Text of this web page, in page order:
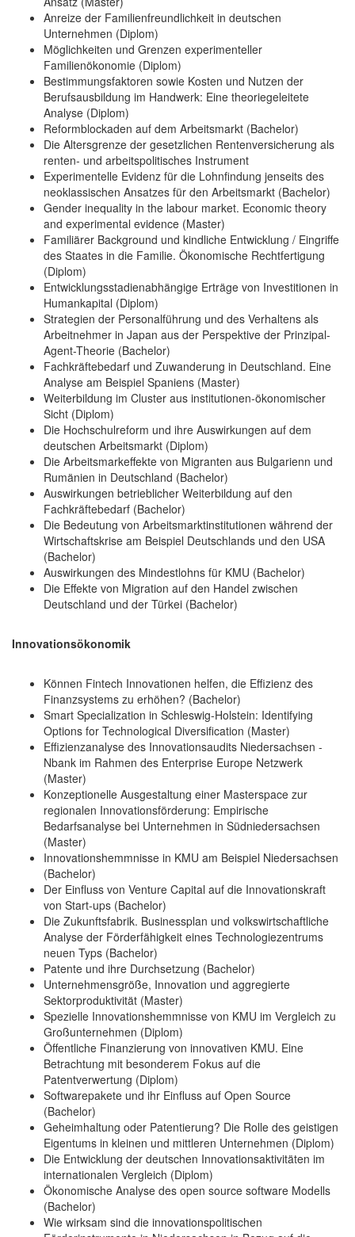
Anreize der Familienfreundlichkeit in deutschen
Unternehmen (Diplom)
Möglichkeiten und Grenzen experimenteller
Familienökonomie (Diplom)
Bestimmungsfaktoren sowie Kosten und Nutzen der
Berufsausbildung im Handwerk: Eine theoriegeleitete
Analyse (Diplom)
Reformblockaden auf dem Arbeitsmarkt (Bachelor)
Die Altersgrenze der gesetzlichen Rentenversicherung als
renten- und arbeitspolitisches Instrument
Experimentelle Evidenz für die Lohnfindung jenseits des
neoklassischen Ansatzes für den Arbeitsmarkt (Bachelor)
Gender inequality in the labour market. Economic theory
and experimental evidence (Master)
Familiärer Background und kindliche Entwicklung / Eingriffe
des Staates in die Familie. Ökonomische Rechtfertigung
(Diplom)
Entwicklungsstadienabhängige Erträge von Investitionen in
Humankapital (Diplom)
Strategien der Personalführung und des Verhaltens als
Arbeitnehmer in Japan aus der Perspektive der Prinzipal-
Agent-Theorie (Bachelor)
Fachkräftebedarf und Zuwanderung in Deutschland. Eine
Analyse am Beispiel Spaniens (Master)
Weiterbildung im Cluster aus institutionen-ökonomischer
Sicht (Diplom)
Die Hochschulreform und ihre Auswirkungen auf dem
deutschen Arbeitsmarkt (Diplom)
Die Arbeitsmarkeffekte von Migranten aus Bulgarienn und
Rumänien in Deutschland (Bachelor)
Auswirkungen betrieblicher Weiterbildung auf den
Fachkräftebedarf (Bachelor)
Die Bedeutung von Arbeitsmarktinstitutionen während der
Wirtschaftskrise am Beispiel Deutschlands und den USA
(Bachelor)
Auswirkungen des Mindestlohns für KMU (Bachelor)
Die Effekte von Migration auf den Handel zwischen
Deutschland und der Türkei (Bachelor)
Innovationsökonomik
Können Fintech Innovationen helfen, die Effizienz des
Finanzsystems zu erhöhen? (Bachelor)
Smart Specialization in Schleswig-Holstein: Identifying
Options for Technological Diversification (Master)
Effizienzanalyse des Innovationsaudits Niedersachsen -
Nbank im Rahmen des Enterprise Europe Netzwerk
(Master)
Konzeptionelle Ausgestaltung einer Masterspace zur
regionalen Innovationsförderung: Empirische
Bedarfsanalyse bei Unternehmen in Südniedersachsen
(Master)
Innovationshemmnisse in KMU am Beispiel Niedersachsen
(Bachelor)
Der Einfluss von Venture Capital auf die Innovationskraft
von Start-ups (Bachelor)
Die Zukunftsfabrik. Businessplan und volkswirtschaftliche
Analyse der Förderfähigkeit eines Technologiezentrums
neuen Typs (Bachelor)
Patente und ihre Durchsetzung (Bachelor)
Unternehmensgröße, Innovation und aggregierte
Sektorproduktivität (Master)
Spezielle Innovationshemmnisse von KMU im Vergleich zu
Großunternehmen (Diplom)
Öffentliche Finanzierung von innovativen KMU. Eine
Betrachtung mit besonderem Fokus auf die
Patentverwertung (Diplom)
Softwarepakete und ihr Einfluss auf Open Source
(Bachelor)
Geheimhaltung oder Patentierung? Die Rolle des geistigen
Eigentums in kleinen und mittleren Unternehmen (Diplom)
Die Entwicklung der deutschen Innovationsaktivitäten im
internationalen Vergleich (Diplom)
Ökonomische Analyse des open source software Modells
(Bachelor)
Wie wirksam sind die innovationspolitischen